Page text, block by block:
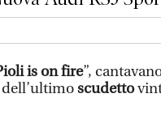
is on fire”,
scudetto